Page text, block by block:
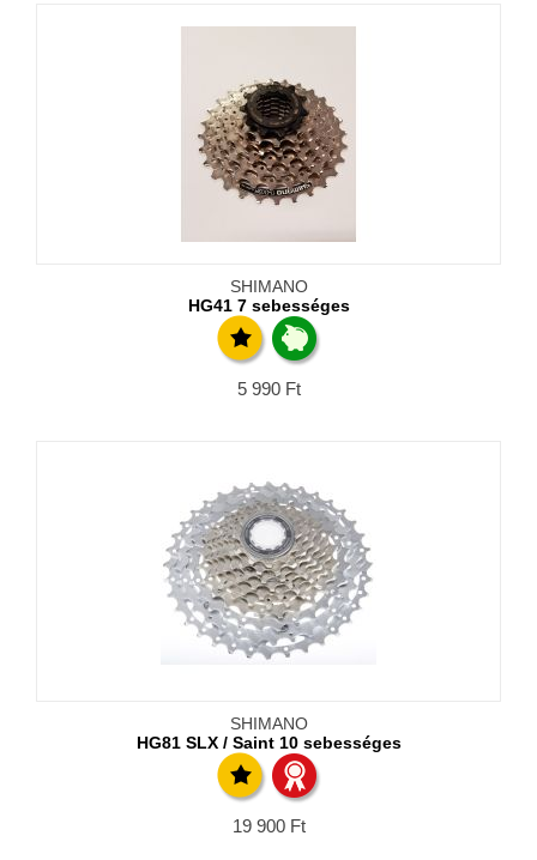
SHIMANO
HG41 7 sebességes
5 990 Ft
SHIMANO
HG81 SLX / Saint 10 sebességes
19 900 Ft